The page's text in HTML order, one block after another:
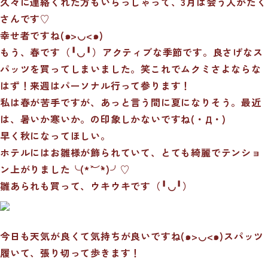
さんです♡
幸せ者ですね(๑>◡<๑)
もう、春です（╹◡╹）アクティブな季節です。良さげなス
パッツを買ってしまいました。笑これでムクミさよならな
はず！来週はパーソナル行って参ります！
私は春が苦手ですが、あっと言う間に夏になりそう。最近
は、暑いか寒いか。の印象しかないですね(・Д・)
早く秋になってほしい。
ホテルにはお雛様が飾られていて、とても綺麗でテンショ
ン上がりました╰(*´︶`*)╯♡
雛あられも買って、ウキウキです（╹◡╹）
今日も天気が良くて気持ちが良いですね(๑>◡<๑)スパッツ
履いて、張り切って歩きます！